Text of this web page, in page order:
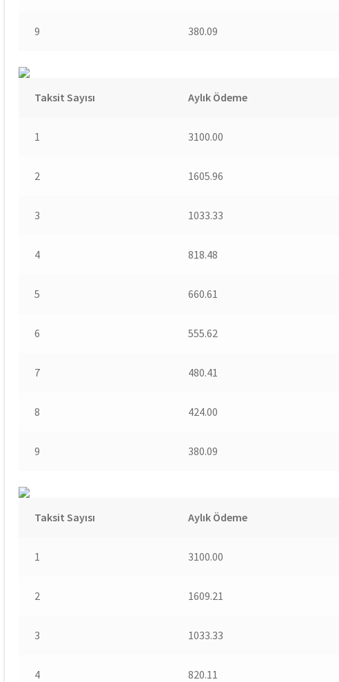
9 380.09
Taksit Sayısı Aylık Ödeme
1 3100.00
2 1605.96
3 1033.33
4 818.48
5 660.61
6 555.62
7 480.41
8 424.00
9 380.09
Taksit Sayısı Aylık Ödeme
1 3100.00
2 1609.21
3 1033.33
4 820.11